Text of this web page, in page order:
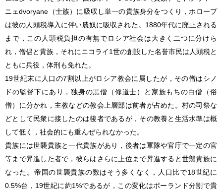
ニェdvoryane（士族）に吸収し単一の貴族身分をつくり，ホロープ
は彼の人頭税導入に伴い農奴に吸収された。1880年代に廃止される
まで，この人頭税負担の有無でロシア社会は大きく二つに分けら
れ，僧侶と貴族，それにニコライ1世の創設した名誉市民は人頭税と
ともに兵役，体刑も免れた。
19世紀末に人口の7割以上がロシア教会に属したが，その僧はシノ
ドの監督下にあり，独身の黒僧（修道士）と家族もちの白僧（俗
僧）に分かれ，主教などの教会上層部は前者が占めた。村の司祭な
どとして民衆に接したのは後者であるが，その教養と生活水準は概
して低く，社会的にも重んぜられなかった。
貴族には世襲貴族と一代貴族があり，後者は軍隊や官庁で一定の官
等まで昇進した者で，彼らはさらに上位まで昇進すると世襲貴族に
なった。帝国の世襲貴族の数はそう多くなく，人口比で18世紀に
0.5%台，19世紀に約1%であるが，この変化はポーランド分割で貴